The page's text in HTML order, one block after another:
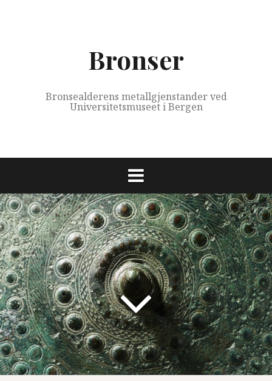
Bronser
Bronsealderens metallgjenstander ved
Universitetsmuseet i Bergen